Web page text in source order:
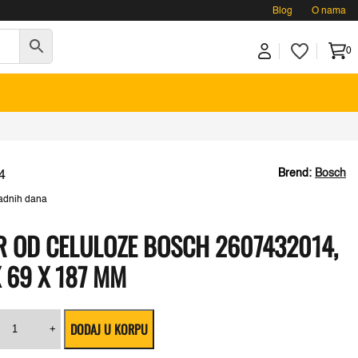
Blog O nama
0
Brend: Bosch
dana
OD CELULOZE BOSCH 2607432014,
X 187 MM
filter
+ DODAJ U KORPU